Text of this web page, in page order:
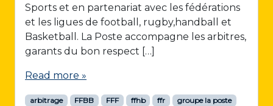
Sports et en partenariat avec les fédérations
et les ligues de football, rugby,handball et
Basketball. La Poste accompagne les arbitres,
garants du bon respect […]
Read more »
arbitrage FFBB FFF ffhb ffr
groupe la poste